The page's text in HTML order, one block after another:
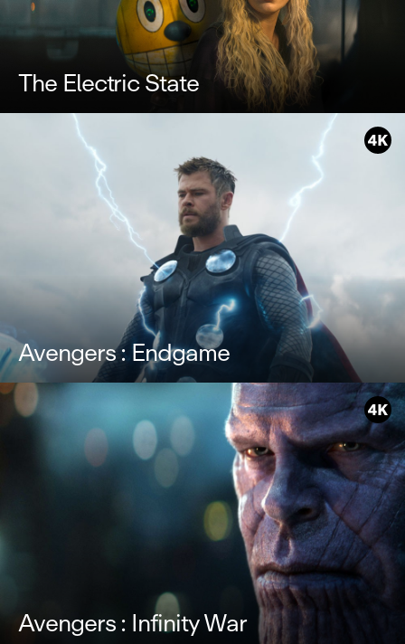
The Electric State
Avengers : Endgame
Avengers : Infinity War